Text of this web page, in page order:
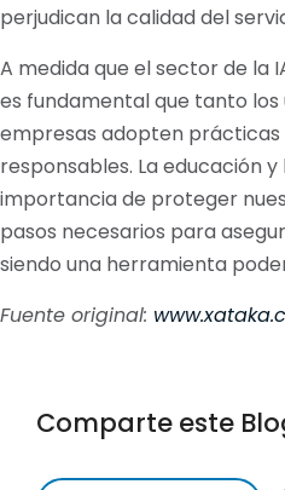
perjudican la calidad del
A medida que el sector de la
es fundamental que tanto los
empresas adopten prácticas
responsables. La educación
importancia de proteger
pasos necesarios para
siendo una herramienta
Fuente original:
Comparte este